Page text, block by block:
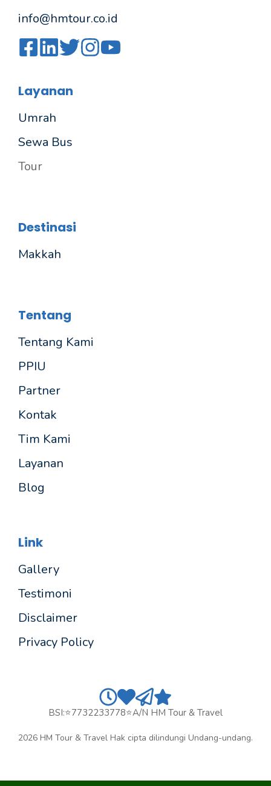
info@hmtour.co.id
Layanan
Umrah
Sewa Bus
Tour
Destinasi
Makkah
Tentang
Tentang Kami
PPIU
Partner
Kontak
Tim Kami
Layanan
Blog
Link
Gallery
Testimoni
Disclaimer
Privacy Policy
2026 HM Tour & Travel Hak cipta dilindungi Undang-undang.
BSI:⭐7732233778⭐a/n HM Tour & Travel